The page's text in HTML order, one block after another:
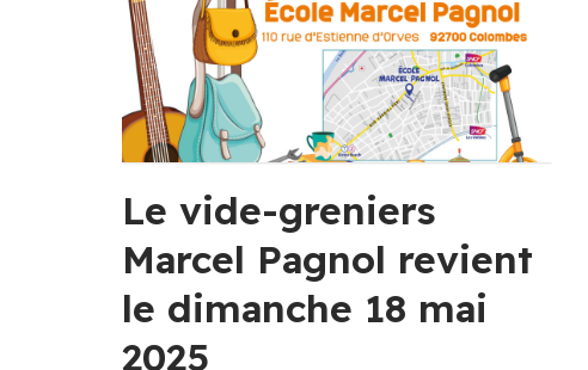
Le vide-greniers
Marcel Pagnol revient
le dimanche 18 mai
2025